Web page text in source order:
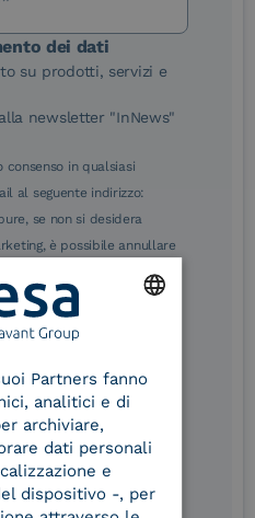
eIDAS Qualified Trust
Remote Qualified
Electronic Signature /
Seal Creation
Service Provider e
Aggregatore CIE
UNI EN ISO 37001
dei dati
su prodotti, servizi e
newsletter "InNews"
in qualsiasi
al seguente indirizzo:
se non si desidera
è possibile annullare
sul relativo link di
in qualsiasi e-mail.
sono disponibili
INTESA. Inoltrando il
aver letto e compreso le
INTESA.
ITALIAN
Partners fanno
analitici e di
archiviare,
dati personali
e
dispositivo -, per